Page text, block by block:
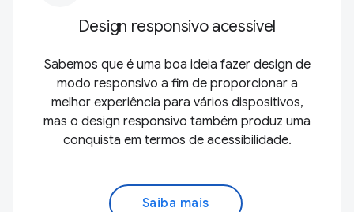
Design responsivo acessível
Sabemos que é uma boa ideia fazer design de
modo responsivo a fim de proporcionar a
melhor experiência para vários dispositivos,
mas o design responsivo também produz uma
conquista em termos de acessibilidade.
Saiba mais